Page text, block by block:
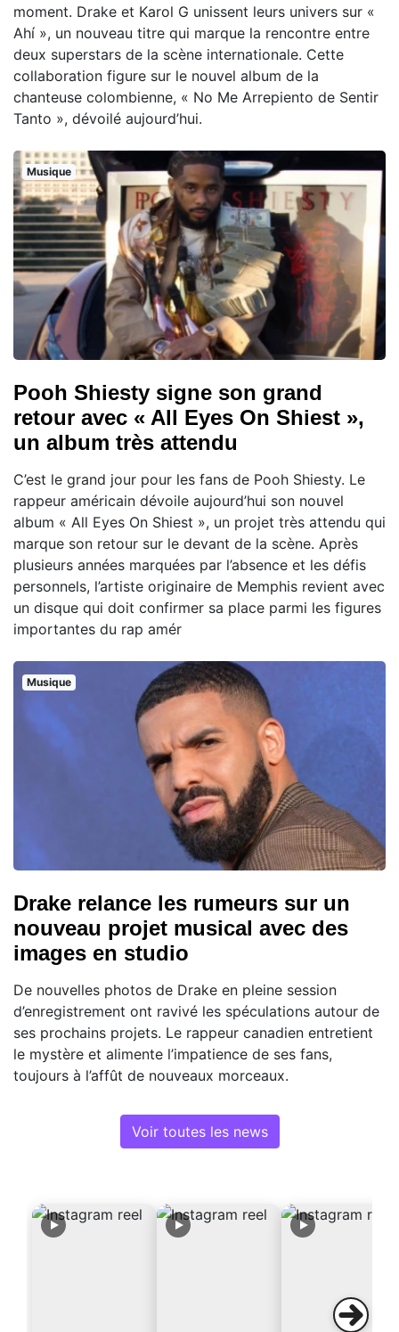
moment. Drake et Karol G unissent leurs univers sur «
Ahí », un nouveau titre qui marque la rencontre entre
deux superstars de la scène internationale. Cette
collaboration figure sur le nouvel album de la
chanteuse colombienne, « No Me Arrepiento de Sentir
Tanto », dévoilé aujourd’hui.
Musique
Pooh Shiesty signe son grand
retour avec « All Eyes On Shiest »,
un album très attendu
C’est le grand jour pour les fans de Pooh Shiesty. Le
rappeur américain dévoile aujourd’hui son nouvel
album « All Eyes On Shiest », un projet très attendu qui
marque son retour sur le devant de la scène. Après
plusieurs années marquées par l’absence et les défis
personnels, l’artiste originaire de Memphis revient avec
un disque qui doit confirmer sa place parmi les figures
importantes du rap amér
Musique
Drake relance les rumeurs sur un
nouveau projet musical avec des
images en studio
De nouvelles photos de Drake en pleine session
d’enregistrement ont ravivé les spéculations autour de
ses prochains projets. Le rappeur canadien entretient
le mystère et alimente l’impatience de ses fans,
toujours à l’affût de nouveaux morceaux.
Voir toutes les news